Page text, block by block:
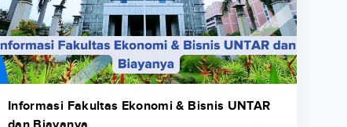
Informasi Fakultas Ekonomi & Bisnis UNTAR